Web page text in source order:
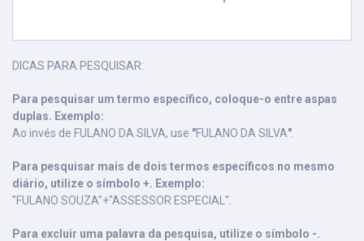
DICAS PARA PESQUISAR:
Para pesquisar um termo específico, coloque-o entre aspas
duplas. Exemplo:
Ao invés de FULANO DA SILVA, use "FULANO DA SILVA"
Para pesquisar mais de dois termos específicos no mesmo
diário, utilize o símbolo +. Exemplo:
"FULANO SOUZA"+"ASSESSOR ESPECIAL".
Para excluir uma palavra da pesquisa, utilize o símbolo -.